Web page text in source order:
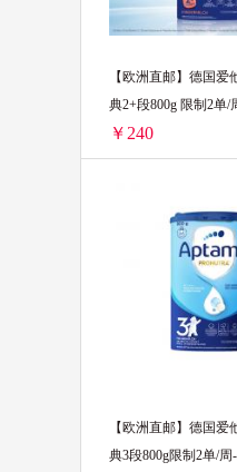
【欧洲直邮】德国爱
典2+段800g 限制2单/
￥240
2罐装 ￥480(￥240/单
【欧洲直邮】德国爱
典3段800g限制2单/周